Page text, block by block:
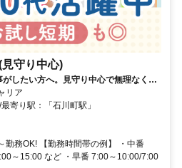
守り中心)
したい方へ。見守り中心で無理なく働
リア
寄り駅：「石川町駅」
勤務OK! 【勤務時間帯の例】 ・中番
～15:00 など ・早番 7:00～10:00/7:00